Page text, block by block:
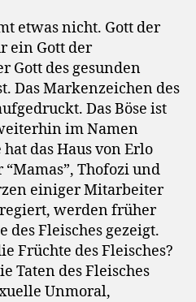
etwas nicht. Gott der
ein Gott der
Gott des gesunden
Das Markenzeichen des
Das Böse ist
im Namen
hat das Haus von Erlo
“Mamas”, Thofozi und
einiger Mitarbeiter
regiert, werden früher
des Fleisches gezeigt.
Früchte des Fleisches?
Taten des Fleisches
Unmoral,